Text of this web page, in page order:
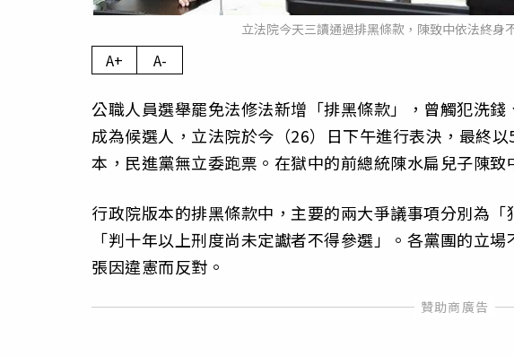
立法院今天三讀通過排黑條款，陳致中依法終身
A+ A-
公職人員選舉罷免法修法新增「排黑條款」，曾觸犯洗
成為候選人，立法院於今（26）日下午進行表決，最終
本，民進黨無立委跑票。在獄中的前總統陳水扁兒子陳致
行政院版本的排黑條款中，主要的兩大爭議事項分別為
「判十年以上刑度尚未定讞者不得參選」。各黨團的立
張因違憲而反對。